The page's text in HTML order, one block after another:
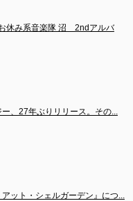
休み系音楽隊 沼　2ndアルバ
ー、27年ぶりリリース。その...
アット・シェルガーデン』につ...